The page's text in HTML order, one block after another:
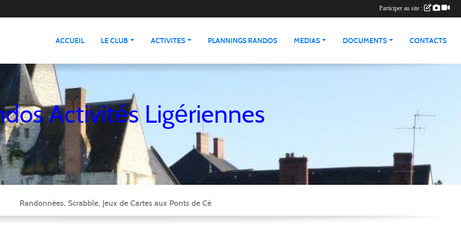
ACCUEIL LE CLUB ACTIVITES PLANNINGS RANDOS MEDIAS DOCUMENTS CONTACTS
Activités Ligériennes
Randonnées, Scrabble, Jeux de Cartes aux Ponts de Cé
Participer au site :